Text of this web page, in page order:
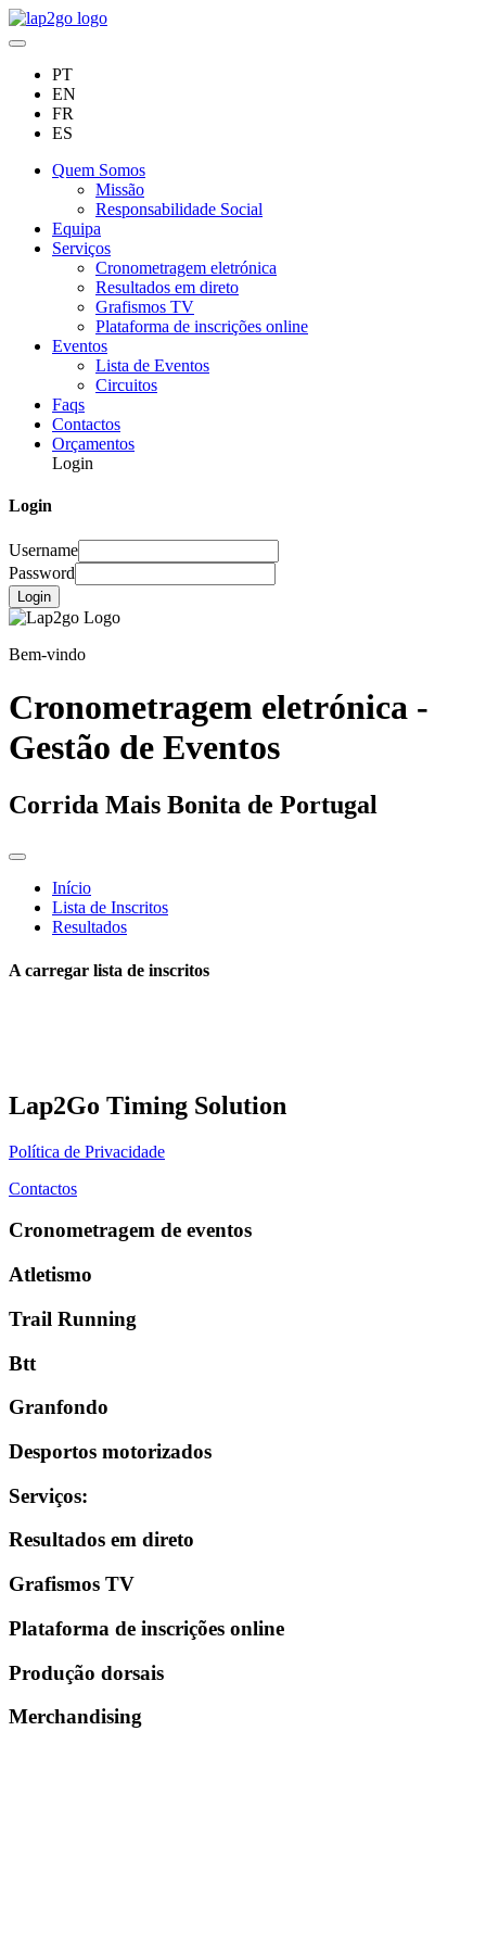
PT
EN
FR
ES
Quem Somos
Missão
Responsabilidade Social
Equipa
Serviços
Cronometragem eletrónica
Resultados em direto
Grafismos TV
Plataforma de inscrições online
Eventos
Lista de Eventos
Circuitos
Faqs
Contactos
Orçamentos
Login
Login
Username
Password
Login
Bem-vindo
Cronometragem eletrónica -
Gestão de Eventos
Corrida Mais Bonita de Portugal
Início
Lista de Inscritos
Resultados
A carregar lista de inscritos
Lap2Go Timing Solution
Política de Privacidade
Contactos
Cronometragem de eventos
Atletismo
Trail Running
Btt
Granfondo
Desportos motorizados
Serviços:
Resultados em direto
Grafismos TV
Plataforma de inscrições online
Produção dorsais
Merchandising